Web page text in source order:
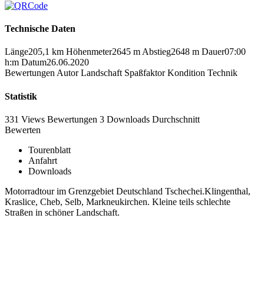
Technische Daten
Länge205,1 km Höhenmeter2645 m Abstieg2648 m Dauer07:00
h:m Datum26.06.2020
Bewertungen Autor Landschaft Spaßfaktor Kondition Technik
Statistik
331 Views Bewertungen 3 Downloads Durchschnitt
Bewerten
Tourenblatt
Anfahrt
Downloads
Motorradtour im Grenzgebiet Deutschland Tschechei.Klingenthal,
Kraslice, Cheb, Selb, Markneukirchen. Kleine teils schlechte
Straßen in schöner Landschaft.